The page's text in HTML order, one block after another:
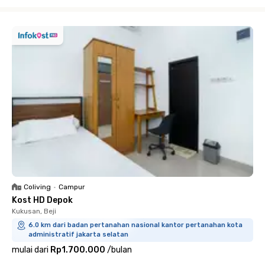
Coliving • Campur
Kost HD Depok
Kukusan, Beji
6.0 km dari badan pertanahan nasional kantor pertanahan kota
administratif jakarta selatan
mulai dari Rp1.700.000 /bulan